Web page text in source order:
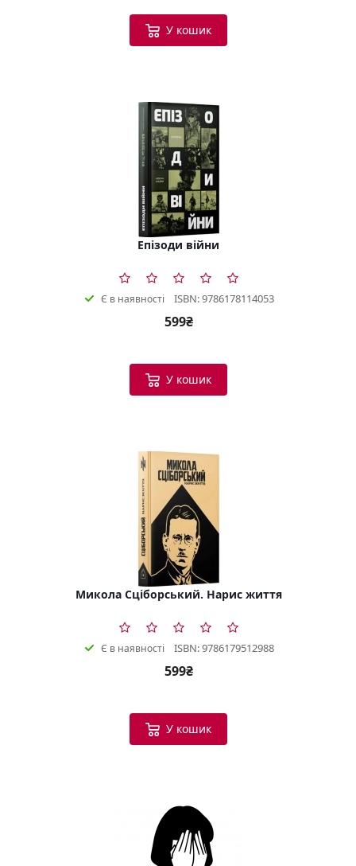
У кошик
Епізоди війни
Є в наявності ISBN: 9786178114053
599₴
У кошик
Микола Сціборський. Нарис життя
Є в наявності ISBN: 9786179512988
599₴
У кошик